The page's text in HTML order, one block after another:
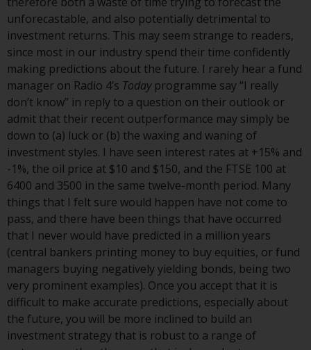
Die Informationen auf den
folgenden Seiten beziehen sich
auf ausländische Organismen für
kollektive Kapitalanlagen, die von
RWC Asset Management LLP oder
einem ihrer verbundenen
Unternehmen verwaltet werden
(die „von Redwheel verwalteten
Fonds“). Einige der von Redwheel
verwalteten Fonds, auf die auf
dieser Website verwiesen wird,
wurden nicht von der
Eidgenössischen
Finanzmarktaufsicht („FINMA“)
zugelassen und Anleger genießen
daher nicht den vollen
Anlegerschutz nach dem
Bundesgesetz über die
kollektiven Kapitalanlagen von 23.
Juni 2006 («KAG») oder Aufsicht
unforecastable, and also potentially detrimental to
investment returns. This may seem strange to readers,
since most in our industry spend their time confidently
making predictions about the future. I rarely hear a fund
manager on Radio 4’s Todayprogramme say “I really
don’t know” in reply to a question on their outlook or
admit that their recent outperformance may simply be
down to (a) luck or (b) the waxing and waning of
investment styles. I have seen interest rates at +15% and
-1%, the oil price at $10 and $150, and the FTSE 100 at
6400 and 3500 in the same twelve-month period. Many
things that I felt sure would happen have not come to
pass, and there have been things that have occurred
that I never would have predicted in a million years
(central bankers printing money to buy equities, or fund
managers buying negatively yielding bonds, being two
very prominent examples). Once you accept that it is
difficult to make accurate predictions, especially about
the future, you will be more inclined to build an
investment strategy that is robust to a range of